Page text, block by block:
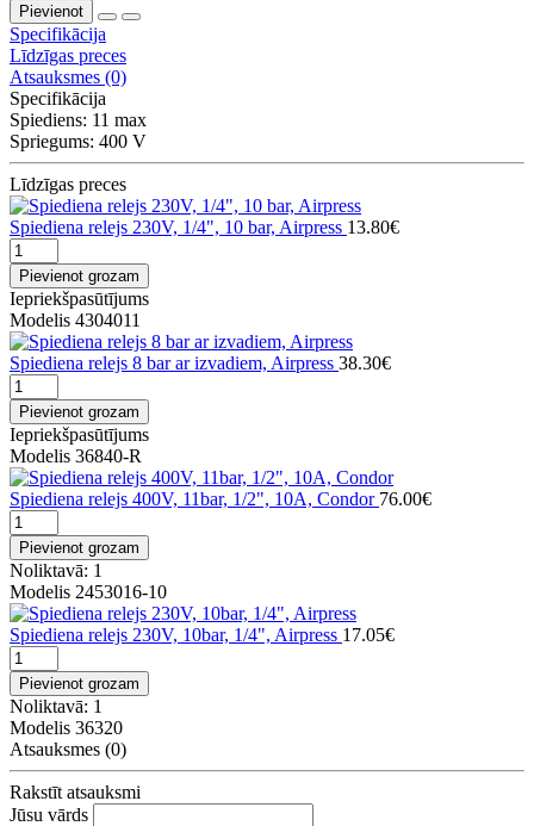
Pievienot
Specifikācija
Līdzīgas preces
Atsauksmes (0)
Specifikācija
Spiediens: 11 max
Spriegums: 400 V
Līdzīgas preces
Spiediena relejs 230V, 1/4", 10 bar, Airpress 13.80€
Pievienot grozam
Iepriekšpasūtījums
Modelis 4304011
Spiediena relejs 8 bar ar izvadiem, Airpress 38.30€
Pievienot grozam
Iepriekšpasūtījums
Modelis 36840-R
Spiediena relejs 400V, 11bar, 1/2", 10A, Condor 76.00€
Pievienot grozam
Noliktavā: 1
Modelis 2453016-10
Spiediena relejs 230V, 10bar, 1/4", Airpress 17.05€
Pievienot grozam
Noliktavā: 1
Modelis 36320
Atsauksmes (0)
Rakstīt atsauksmi
Jūsu vārds